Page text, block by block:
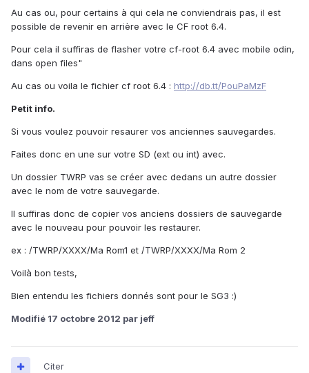
Au cas ou, pour certains à qui cela ne conviendrais pas, il est
possible de revenir en arrière avec le CF root 6.4.
Pour cela il suffiras de flasher votre cf-root 6.4 avec mobile odin,
dans open files"
Au cas ou voila le fichier cf root 6.4 : http://db.tt/PouPaMzF
Petit info.
Si vous voulez pouvoir resaurer vos anciennes sauvegardes.
Faites donc en une sur votre SD (ext ou int) avec.
Un dossier TWRP vas se créer avec dedans un autre dossier
avec le nom de votre sauvegarde.
Il suffiras donc de copier vos anciens dossiers de sauvegarde
avec le nouveau pour pouvoir les restaurer.
ex : /TWRP/XXXX/Ma Rom1 et /TWRP/XXXX/Ma Rom 2
Voilà bon tests,
Bien entendu les fichiers donnés sont pour le SG3 :)
Modifié 17 octobre 2012 par jeff
Citer